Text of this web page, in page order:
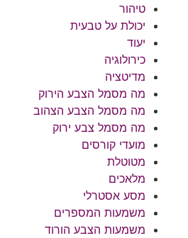
טיהור
יכולת על טבעית
יעוד
כירולוגיה
מדיטציה
מה מסמל הצבע הירוק
מה מסמל הצבע הצהוב
מה מסמל צבע ירוק
מועדי קורסים
מטוטלת
מלאכים
מסע אסטרלי
משמעות המספרים
משמעות הצבע הורוד